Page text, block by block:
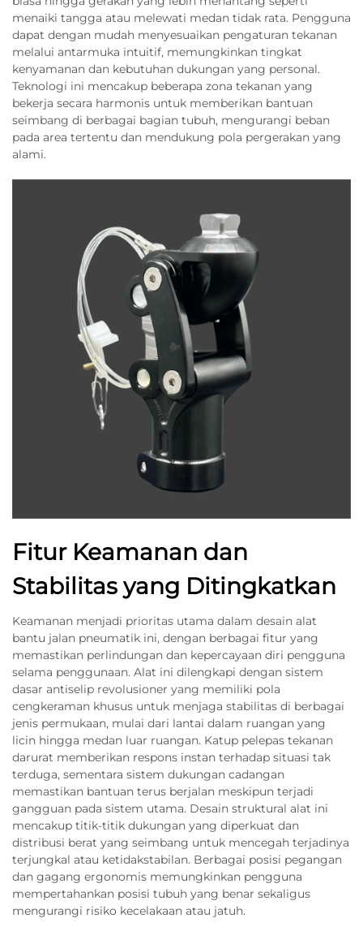
menaiki tangga atau melewati medan tidak rata. Pengguna
dapat dengan mudah menyesuaikan pengaturan tekanan
melalui antarmuka intuitif, memungkinkan tingkat
kenyamanan dan kebutuhan dukungan yang personal.
Teknologi ini mencakup beberapa zona tekanan yang
bekerja secara harmonis untuk memberikan bantuan
seimbang di berbagai bagian tubuh, mengurangi beban
pada area tertentu dan mendukung pola pergerakan yang
alami.
Fitur Keamanan dan
Stabilitas yang Ditingkatkan
Keamanan menjadi prioritas utama dalam desain alat
bantu jalan pneumatik ini, dengan berbagai fitur yang
memastikan perlindungan dan kepercayaan diri pengguna
selama penggunaan. Alat ini dilengkapi dengan sistem
dasar antiselip revolusioner yang memiliki pola
cengkeraman khusus untuk menjaga stabilitas di berbagai
jenis permukaan, mulai dari lantai dalam ruangan yang
licin hingga medan luar ruangan. Katup pelepas tekanan
darurat memberikan respons instan terhadap situasi tak
terduga, sementara sistem dukungan cadangan
memastikan bantuan terus berjalan meskipun terjadi
gangguan pada sistem utama. Desain struktural alat ini
mencakup titik-titik dukungan yang diperkuat dan
distribusi berat yang seimbang untuk mencegah terjadinya
terjungkal atau ketidakstabilan. Berbagai posisi pegangan
dan gagang ergonomis memungkinkan pengguna
mempertahankan posisi tubuh yang benar sekaligus
mengurangi risiko kecelakaan atau jatuh.